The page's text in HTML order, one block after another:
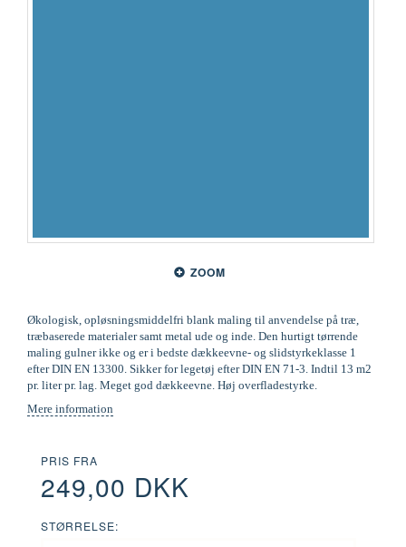
ZOOM
Økologisk, opløsningsmiddelfri blank maling til anvendelse på træ,
træbaserede materialer samt metal ude og inde. Den hurtigt tørrende
maling gulner ikke og er i bedste dækkeevne- og slidstyrkeklasse 1
efter DIN EN 13300. Sikker for legetøj efter DIN EN 71-3. Indtil 13 m2
pr. liter pr. lag. Meget god dækkeevne. Høj overfladestyrke.
Mere information
PRIS FRA
249,00 DKK
STØRRELSE: